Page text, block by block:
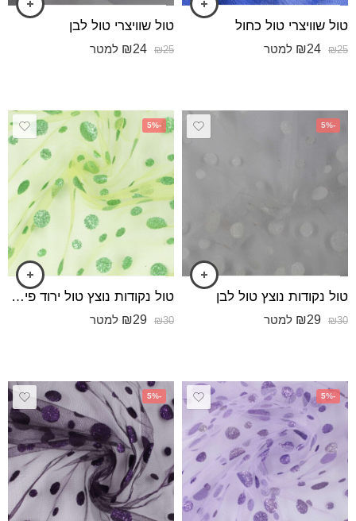
טול שוויצרי טול כחול
₪25
₪24 למטר
טול שוויצרי טול לבן
₪25
₪24 למטר
-5%
טול נקודות נוצץ טול לבן
₪30
₪29 למטר
-5%
טול נקודות נוצץ טול ירוד פיסטוק
₪30
₪29 למטר
-5%
-5%